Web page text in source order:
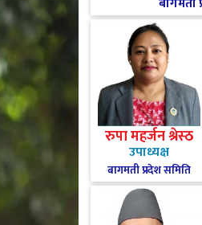
रुपा महर्जन श्रेस्ठ
उपाध्यक्ष
बागमती प्रदेश समिति